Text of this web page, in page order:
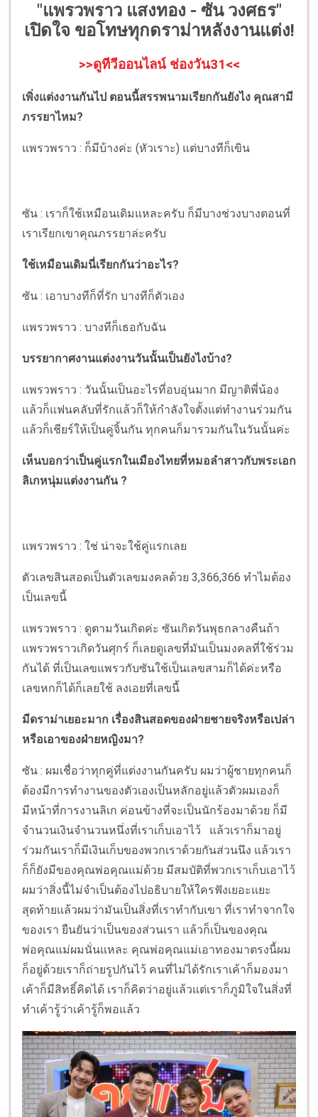
"แพรวพราว แสงทอง - ซัน วงศธร"
เปิดใจ ขอโทษทุกดราม่าหลังงานแต่ง!
>>ดูทีวีออนไลน์ ช่องวัน31<<
เพิ่งแต่งงานกันไป ตอนนี้สรรพนามเรียกกันยังไง คุณสามี
ภรรยาไหม?
แพรวพราว : ก็มีบ้างค่ะ (หัวเราะ) แต่บางทีก็เขิน
ซัน : เราก็ใช้เหมือนเดิมแหละครับ ก็มีบางช่วงบางตอนที่
เราเรียกเขาคุณภรรยาล่ะครับ
ใช้เหมือนเดิมนี่เรียกกันว่าอะไร?
ซัน : เอาบางทีก็ที่รัก บางทีก็ตัวเอง
แพรวพราว : บางทีก็เธอกับฉัน
บรรยากาศงานแต่งงานวันนั้นเป็นยังไงบ้าง?
แพรวพราว : วันนั้นเป็นอะไรที่อบอุ่นมาก มีญาติพี่น้อง
แล้วก็แฟนคลับที่รักแล้วก็ให้กำลังใจตั้งแต่ทำงานร่วมกัน
แล้วก็เชียร์ให้เป็นคู่จิ้นกัน ทุกคนก็มารวมกันในวันนั้นค่ะ
เห็นบอกว่าเป็นคู่แรกในเมืองไทยที่หมอลำสาวกับพระเอก
ลิเกหนุ่มแต่งงานกัน ?
แพรวพราว : ใช่ น่าจะใช้คู่แรกเลย
ตัวเลขสินสอดเป็นตัวเลขมงคลด้วย 3,366,366 ทำไมต้อง
เป็นเลขนี้
แพรวพราว : ดูตามวันเกิดค่ะ ซันเกิดวันพุธกลางคืนถ้า
แพรวพราวเกิดวันศุกร์ ก็เลยดูเลขที่มันเป็นมงคลที่ใช้ร่วม
กันได้ ที่เป็นเลขแพรวกับซันใช้เป็นเลขสามก็ได้ค่ะหรือ
เลขหกก็ได้ก็เลยใช้ ลงเอยที่เลขนี้
มีดราม่าเยอะมาก เรื่องสินสอดของฝ่ายชายจริงหรือเปล่า
หรือเอาของฝ่ายหญิงมา?
ซัน : ผมเชื่อว่าทุกคู่ที่แต่งงานกันครับ ผมว่าผู้ชายทุกคนก็
ต้องมีการทำงานของตัวเองเป็นหลักอยู่แล้วตัวผมเองก็
มีหน้าที่การงานลิเก ค่อนข้างที่จะเป็นนักร้องมาด้วย ก็มี
จำนวนเงินจำนวนหนึ่งที่เราเก็บเอาไว้ แล้วเราก็มาอยู่
ร่วมกันเราก็มีเงินเก็บของพวกเราด้วยกันส่วนนึง แล้วเรา
ก็ก็ยังมีของคุณพ่อคุณแม่ด้วย มีสมบัติที่พวกเราเก็บเอาไว้
ผมว่าสิ่งนี้ไม่จำเป็นต้องไปอธิบายให้ใครฟังเยอะแยะ
สุดท้ายแล้วผมว่ามันเป็นสิ่งที่เราทำกับเขา ที่เราทำจากใจ
ของเรา ยืนยันว่าเป็นของส่วนเรา แล้วก็เป็นของคุณ
พ่อคุณแม่ผมนั่นแหละ คุณพ่อคุณแม่เอาทองมาตรงนี้ผม
ก็อยู่ด้วยเราก็ถ่ายรูปกันไว้ คนที่ไม่ได้รักเราเค้าก็มองมา
เค้าก็มีสิทธิ์คิดได้ เราก็คิดว่าอยู่แล้วแต่เราก็ภูมิใจในสิ่งที่
ทำเค้ารู้ว่าเค้ารู้ก็พอแล้ว